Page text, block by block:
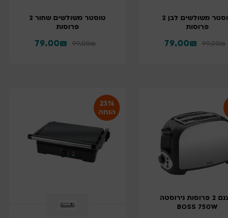
טוסטר משולשים לבן 2
פרוסות
₪
79.00 ₪
99.00
טוסטר משולשים שחור 2
פרוסות
₪
79.00 ₪
99.00
מצנם 2 פרוסות נירוסטה
BOSS 750W
23%
הנחה